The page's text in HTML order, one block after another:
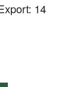
14